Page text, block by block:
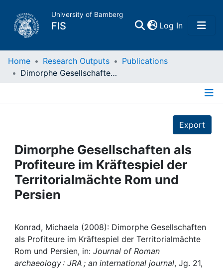
University of Bamberg
FIS Log In(current)
Home
Projects
People
Institutions
Awards
My FIS
Home Research Outputs
Publications
Dimorphe Gesellschaften als Profiteure im Kräftespiel der Territorialmächte Rom und Persien
Export
Dimorphe Gesellschaften als
Profiteure im Kräftespiel der
Territorialmächte Rom und
Persien
Konrad, Michaela (2008): Dimorphe Gesellschaften
als Profiteure im Kräftespiel der Territorialmächte
Rom und Persien, in: Journal of Roman
archaeology : JRA ; an international journal, Jg. 21,